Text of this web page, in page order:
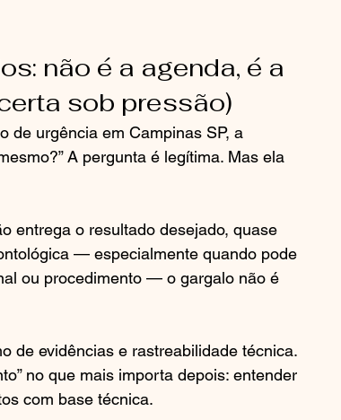
não é a agenda, é a
sob pressão)
de urgência em Campinas SP, a
A pergunta é legítima. Mas ela
entrega o resultado desejado, quase
— especialmente quando pode
ou procedimento — o gargalo não é
de evidências e rastreabilidade técnica.
no que mais importa depois: entender
com base técnica.